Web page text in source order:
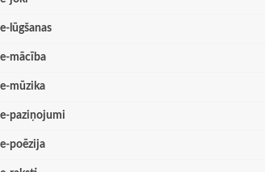
e-lūgšanas
e-mācība
e-mūzika
e-paziņojumi
e-poēzija